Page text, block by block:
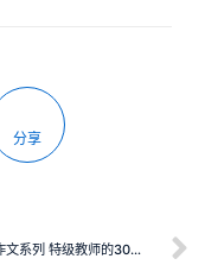
分享
三化小学作文系列 特级教师的30堂作文训练课（基础篇）